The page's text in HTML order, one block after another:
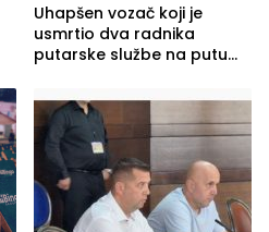
Uhapšen vozač koji je
usmrtio dva radnika
putarske službe na putu
(FOTO)